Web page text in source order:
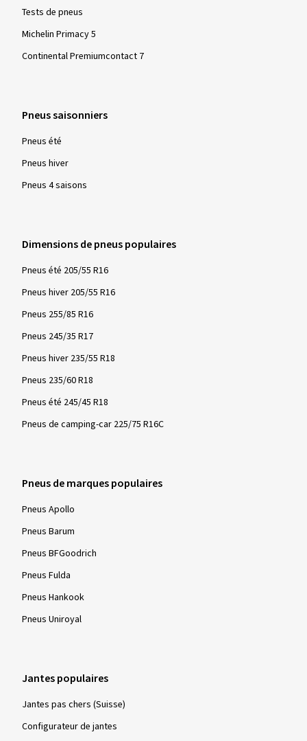
Tests de pneus
Michelin Primacy 5
Continental Premiumcontact 7
Pneus saisonniers
Pneus été
Pneus hiver
Pneus 4 saisons
Dimensions de pneus populaires
Pneus été 205/55 R16
Pneus hiver 205/55 R16
Pneus 255/85 R16
Pneus 245/35 R17
Pneus hiver 235/55 R18
Pneus 235/60 R18
Pneus été 245/45 R18
Pneus de camping-car 225/75 R16C
Pneus de marques populaires
Pneus Apollo
Pneus Barum
Pneus BFGoodrich
Pneus Fulda
Pneus Hankook
Pneus Uniroyal
Jantes populaires
Jantes pas chers (Suisse)
Configurateur de jantes